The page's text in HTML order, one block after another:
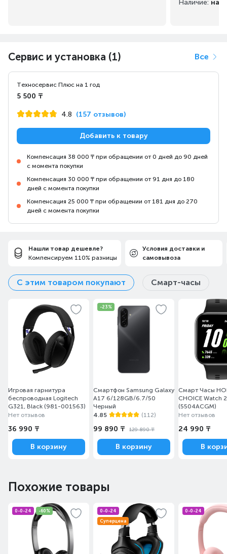
Наличие: на
Сервис и установка (1) Все
Техносервис Плюс на 1 год
5 500 ₸
4.8 (157 отзывов)
Добавить к товару
Компенсация 38 000 ₸ при обращении от 0 дней до 90 дней
с момента покупки
Компенсация 30 000 ₸ при обращении от 91 дня до 180
дней с момента покупки
Компенсация 25 000 ₸ при обращении от 181 дня до 270
дней с момента покупки
Нашли товар дешевле?
Компенсируем 110% разницы
Условия доставки и
самовывоза
С этим товаром покупают Смарт-часы
Игровая гарнитура
беспроводная Logitech
G321, Black (981-001563)
Нет отзывов
36 990 ₸
В корзину
-23%
Смартфон Samsung Galaxy
A17 6/128GB/6.7/50
Черный
4.85
(112)
99 890 ₸ 129 890 ₸
В корзину
Смарт Часы
CHOICE Watch
(5504ACGM)
Нет отзывов
24 990 ₸
В
Похожие товары
0-0-24 -60%
0-0-24
Суперцена
0-0-24